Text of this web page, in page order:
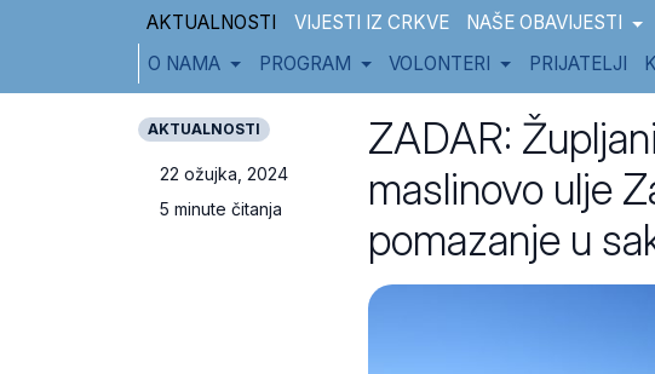
AKTUALNOSTI VIJESTI IZ CRKVE NAŠE OBAVIJESTI
O NAMA
PROGRAM VOLONTERI PRIJATELJI
AKTUALNOSTI
22 ožujka, 2024
5 minute čitanja
ZADAR:
maslinovo ulje
pomazanje u